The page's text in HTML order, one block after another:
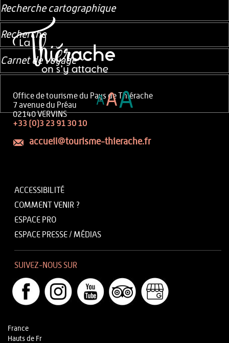
Office de tourisme du Pays de Thiérache
7 avenue du Préau
02140 VERVINS
+33 (0)3 23 91 30 10
accueil@tourisme-thierache.fr
ACCESSIBILITÉ
COMMENT VENIR ?
ESPACE PRO
ESPACE PRESSE / MÉDIAS
SUIVEZ-NOUS SUR
France
Hauts de Fr
Recherche cartographique
Recherche
Carnet de voyage
AAA